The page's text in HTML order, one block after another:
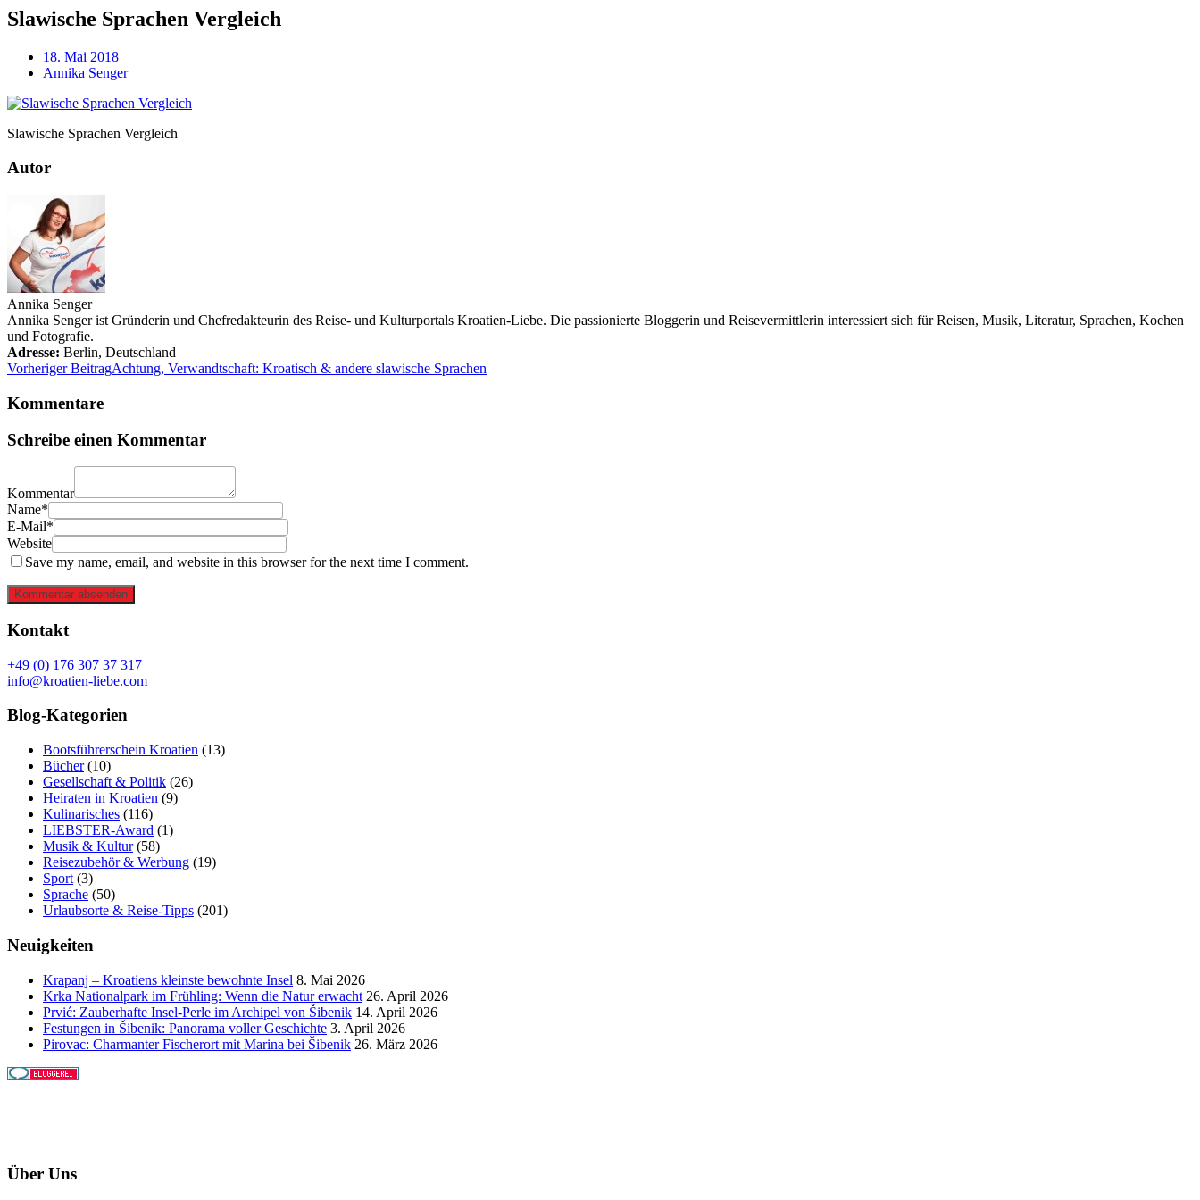
Slawische Sprachen Vergleich
18. Mai 2018
Annika Senger
Slawische Sprachen Vergleich
Autor
Annika Senger
Annika Senger ist Gründerin und Chefredakteurin des Reise- und Kulturportals Kroatien-Liebe. Die passionierte Bloggerin und Reisevermittlerin interessiert sich für Reisen, Musik, Literatur, Sprachen, Kochen
und Fotografie.
Adresse: Berlin, Deutschland
Vorheriger BeitragAchtung, Verwandtschaft: Kroatisch & andere slawische Sprachen
Kommentare
Schreibe einen Kommentar
Kommentar
Name*
E-Mail*
Website
Save my name, email, and website in this browser for the next time I comment.
Kommentar absenden
Kontakt
+49 (0) 176 307 37 317
info@kroatien-liebe.com
Blog-Kategorien
Bootsführerschein Kroatien (13)
Bücher(10)
Gesellschaft & Politik (26)
Heiraten in Kroatien (9)
Kulinarisches (116)
LIEBSTER-Award (1)
Musik & Kultur(58)
Reisezubehör & Werbung (19)
Sport (3)
Sprache (50)
Urlaubsorte & Reise-Tipps (201)
Neuigkeiten
Krapanj – Kroatiens kleinste bewohnte Insel 8. Mai 2026
Krka Nationalpark im Frühling: Wenn die Natur erwacht 26. April 2026
Prvić: Zauberhafte Insel-Perle im Archipel von Šibenik 14. April 2026
Festungen in Šibenik: Panorama voller Geschichte 3. April 2026
Pirovac: Charmanter Fischerort mit Marina bei Šibenik 26. März 2026
Über Uns